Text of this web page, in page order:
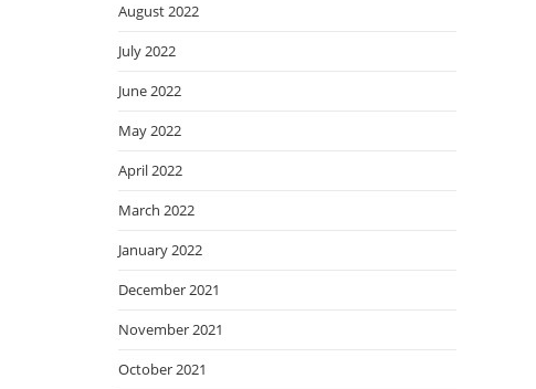
August 2022
July 2022
June 2022
May 2022
April 2022
March 2022
January 2022
December 2021
November 2021
October 2021